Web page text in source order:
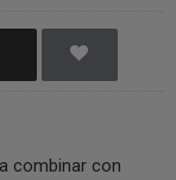
combinar con